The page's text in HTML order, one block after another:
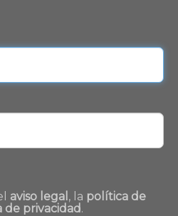
aviso legal , la política de
de privacidad.